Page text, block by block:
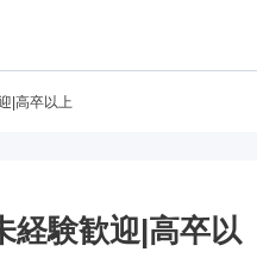
|高卒以上
経験歓迎|高卒以